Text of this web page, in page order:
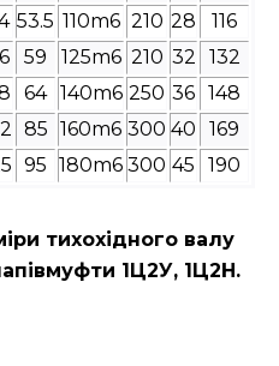
53.5 110m6 210 28
116
59 125m6 210 32
132
64 140m6 250 36 148
85 160m6 300 40
169
95 180m6 300 45 190
тихохідного валу
1Ц2У, 1Ц2Н.